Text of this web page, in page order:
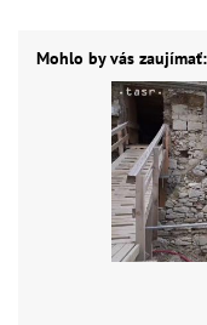
Mohlo by vás zaujímať: